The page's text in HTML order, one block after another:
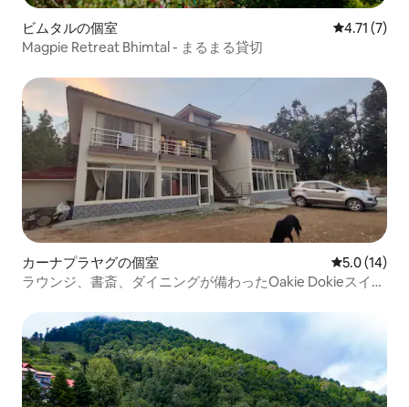
ビムタルの個室 レビュー7
4.71 (7)
Magpie Retreat Bhimtal - まるまる貸切
カーナプラヤグの個室 レビュー14
5.0 (14)
ラウンジ、書斎、ダイニングが備わったOakie Dokieスイー